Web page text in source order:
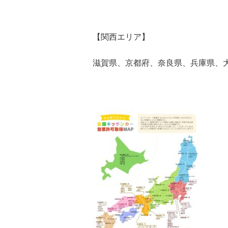
【関西エリア】
滋賀県、京都府、奈良県、兵庫県、